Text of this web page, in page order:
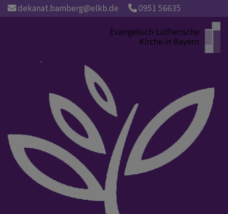
Direktdekanat.bamberg@elkb.de 0951 56635